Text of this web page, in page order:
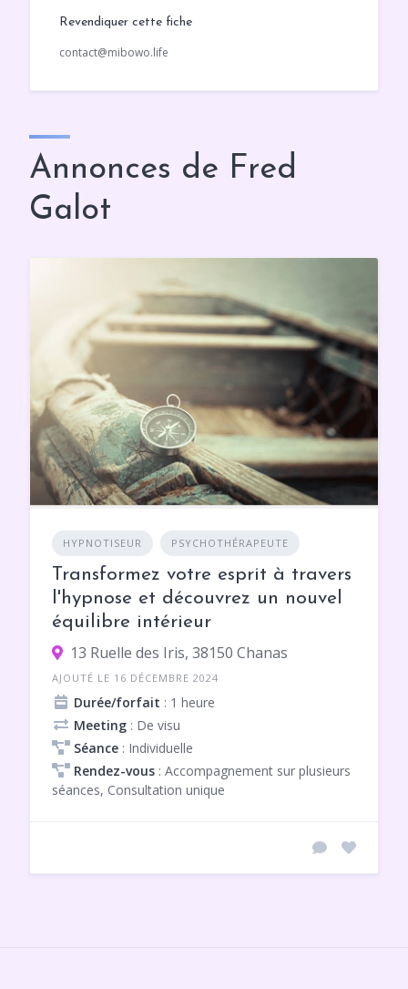
Revendiquer cette fiche
contact@mibowo.life
Annonces de Fred
Galot
HYPNOTISEUR PSYCHOTHÉRAPEUTE
Transformez votre esprit à travers
l'hypnose et découvrez un nouvel
équilibre intérieur
13 Ruelle des Iris, 38150 Chanas
AJOUTÉ LE 16 DÉCEMBRE 2024
Durée/forfait : 1 heure
Meeting : De visu
Séance : Individuelle
Rendez-vous : Accompagnement sur plusieurs
séances, Consultation unique